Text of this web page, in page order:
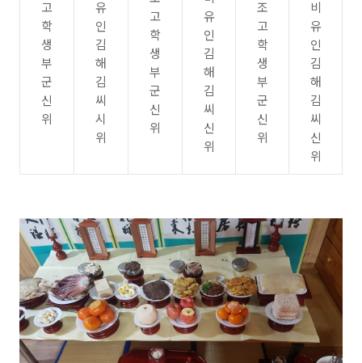
고
학
생
부
군
신
위
유
인
김
해
김
씨
시
위
고
학
생
부
군
신
위
유
인
김
해
김
씨
신
위
조
고
학
생
부
군
신
위
비
유
인
김
해
김
씨
신
위